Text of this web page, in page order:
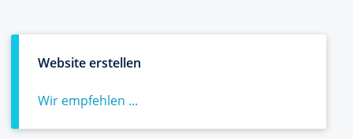
Website erstellen
Wir empfehlen ...